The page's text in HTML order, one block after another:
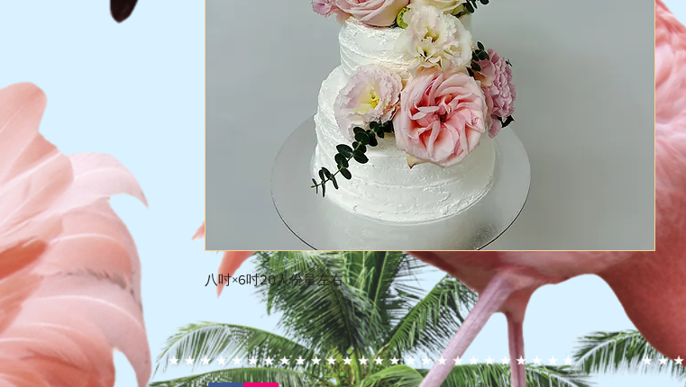
八吋×6吋20人份量左右